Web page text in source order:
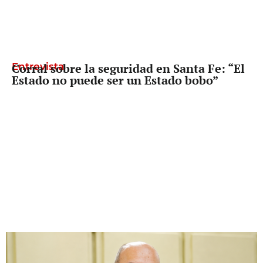
Entrevista
Corral sobre la seguridad en Santa Fe: “El
Estado no puede ser un Estado bobo”